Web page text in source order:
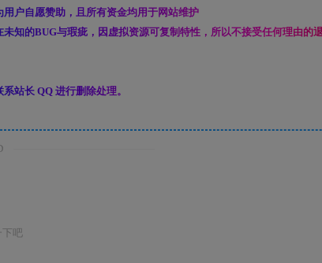
户自愿赞助，且所有资金均用于网站维护
知的BUG与瑕疵，因虚拟资源可复制特性，所以不接受任何理由的
站长 QQ 进行删除处理。
下吧